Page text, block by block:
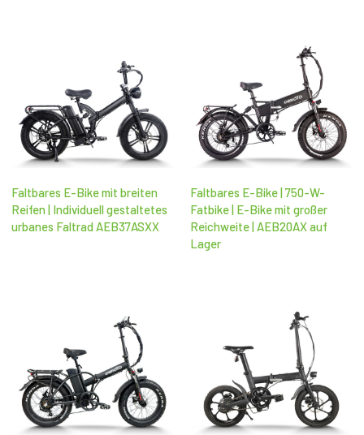
Faltbares E-Bike mit breiten
Reifen | Individuell gestaltetes
urbanes Faltrad AEB37ASXX
Faltbares E-Bike | 750-W-
Fatbike | E-Bike mit großer
Reichweite | AEB20AX auf
Lager